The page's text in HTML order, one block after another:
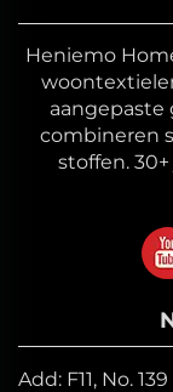
Heniemo
aangepaste
combineren
stoffen.
Add: F11, No.